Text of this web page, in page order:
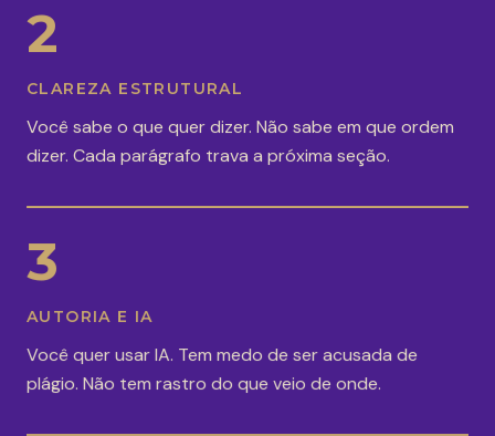
2
CLAREZA ESTRUTURAL
Você sabe o que quer dizer. Não sabe em que ordem
dizer. Cada parágrafo trava a próxima seção.
3
AUTORIA E IA
Você quer usar IA. Tem medo de ser acusada de
plágio. Não tem rastro do que veio de onde.